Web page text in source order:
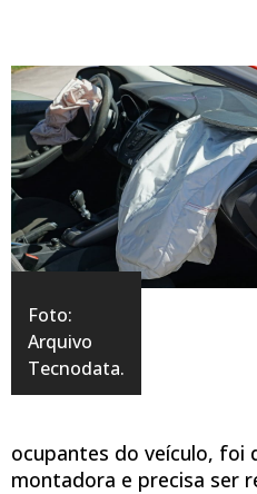
Foto:
Arquivo
Tecnodata.
ocupantes do veículo, foi
montadora e precisa ser